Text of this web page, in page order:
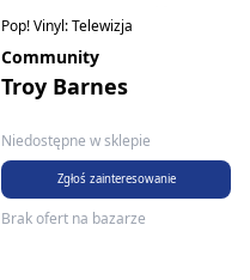
Pop! Vinyl: Telewizja
Community
Troy Barnes
Niedostępne w sklepie
Zgłoś zainteresowanie
Brak ofert na bazarze